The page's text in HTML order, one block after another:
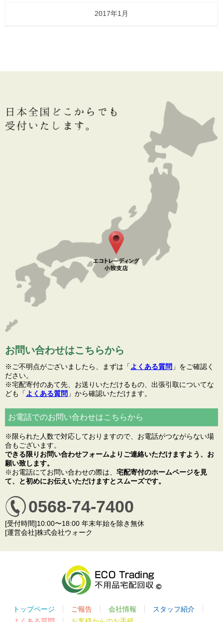
2017年1月
お問い合わせはこちらから
※ご不明点がございましたら、まずは「よくある質問 」をご確認く
ださい。
※宅配寄付のあて先、お送りいただけるもの、出張引取についてな
ども「よくある質問 」から確認いただけます。
お電話でのお問い合わせはこちらから
※限られた人数で対応しておりますので、お電話がつながらない場
合もございます。
できる限りお問い合わせフォームよりご連絡いただけますよう、お
願い致します。
※お電話にてお問い合わせの際は、 宅配寄付のホームページを見
て、と初めにお伝えいただけますとスムーズです。
0568-74-7400
[受付時間]10:00〜18:00 年末年始を除き無休
[運営会社]株式会社ウォーク
トップページ ご報告 会社情報
スタッフ紹介